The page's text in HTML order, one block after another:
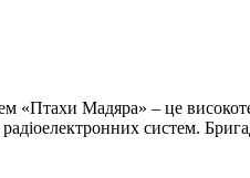
«Птахи Мадяра» – це
радіоелектронних систем.